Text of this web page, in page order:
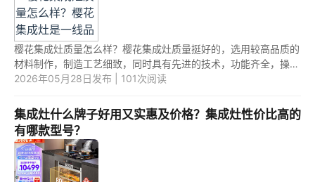
樱花集成灶质量怎么样？樱花集成灶质量挺好的，选用较高品质的
材料制作，制造工艺细致，同时具有先进的技术，功能齐全，操作
简便，外观设计时尚大方。樱花集成灶是一线品牌吗？樱花集成灶
2026年05月28日发布 | 101次阅读
集成灶什么牌子好用又实惠及价格？集成灶性价比高的
有哪款型号？